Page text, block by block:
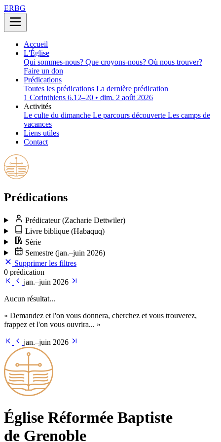
ERBG
Accueil
L'Église
Qui sommes-nous? Que croyons-nous? Où nous trouver?
Faire un don
Prédications
Toutes les prédications La dernière prédication
1 Corinthiens 6.12–20 • dim. 2 août 2026
Activités
Le culte du dimanche Le parcours découverte Les camps de
vacances
Liens utiles
Contact
Prédications
Prédicateur(Zacharie Dettwiler)
Livre biblique (Habaquq)
Série
Semestre (jan.–juin 2026)
Supprimer les filtres
0 prédication
jan.–juin 2026
Aucun résultat...
« Demandez et l'on vous donnera, cherchez et vous trouverez,
frappez et l'on vous ouvrira... »
jan.–juin 2026
Église Ré­for­mée Bap­tiste
de Grenoble